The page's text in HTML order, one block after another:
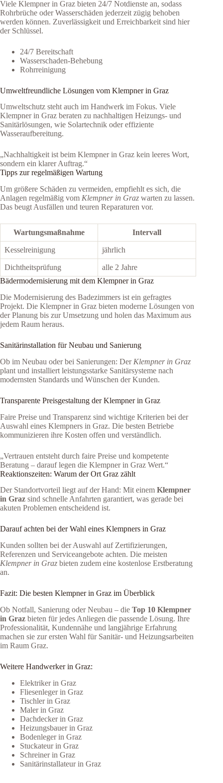
Viele Klempner in Graz bieten 24/7 Notdienste an, sodass
Rohrbrüche oder Wasserschäden jederzeit zügig behoben
werden können. Zuverlässigkeit und Erreichbarkeit sind hier
der Schlüssel.
24/7 Bereitschaft
Wasserschaden-Behebung
Rohrreinigung
Umweltfreundliche Lösungen vom Klempner in Graz
Umweltschutz steht auch im Handwerk im Fokus. Viele
Klempner in Graz beraten zu nachhaltigen Heizungs- und
Sanitärlösungen, wie Solartechnik oder effiziente
Wasseraufbereitung.
„Nachhaltigkeit ist beim Klempner in Graz kein leeres Wort,
sondern ein klarer Auftrag.“
Tipps zur regelmäßigen Wartung
Um größere Schäden zu vermeiden, empfiehlt es sich, die
Anlagen regelmäßig vom Klempner in Graz warten zu lassen.
Das beugt Ausfällen und teuren Reparaturen vor.
Wartungsmaßnahme Intervall
Kesselreinigung jährlich
Dichtheitsprüfung
alle 2 Jahre
Bädermodernisierung mit dem Klempner in Graz
Die Modernisierung des Badezimmers ist ein gefragtes
Projekt. Die Klempner in Graz bieten moderne Lösungen von
der Planung bis zur Umsetzung und holen das Maximum aus
jedem Raum heraus.
Sanitärinstallation für Neubau und Sanierung
Ob im Neubau oder bei Sanierungen: Der Klempner in Graz
plant und installiert leistungsstarke Sanitärsysteme nach
modernsten Standards und Wünschen der Kunden.
Transparente Preisgestaltung der Klempner in Graz
Faire Preise und Transparenz sind wichtige Kriterien bei der
Auswahl eines Klempners in Graz. Die besten Betriebe
kommunizieren ihre Kosten offen und verständlich.
„Vertrauen entsteht durch faire Preise und kompetente
Beratung – darauf legen die Klempner in Graz Wert.“
Reaktionszeiten: Warum der Ort Graz zählt
Der Standortvorteil liegt auf der Hand: Mit einem Klempner
in Graz sind schnelle Anfahrten garantiert, was gerade bei
akuten Problemen entscheidend ist.
Darauf achten bei der Wahl eines Klempners in Graz
Kunden sollten bei der Auswahl auf Zertifizierungen,
Referenzen und Serviceangebote achten. Die meisten
Klempner in Graz bieten zudem eine kostenlose Erstberatung
an.
Fazit: Die besten Klempner in Graz im Überblick
Ob Notfall, Sanierung oder Neubau – die Top 10 Klempner
in Graz bieten für jedes Anliegen die passende Lösung. Ihre
Professionalität, Kundennähe und langjährige Erfahrung
machen sie zur ersten Wahl für Sanitär- und Heizungsarbeiten
im Raum Graz.
Weitere Handwerker in Graz:
Elektriker in Graz
Fliesenleger in Graz
Tischler in Graz
Maler in Graz
Dachdecker in Graz
Heizungsbauer in Graz
Bodenleger in Graz
Stuckateur in Graz
Schreiner in Graz
Sanitärinstallateur in Graz